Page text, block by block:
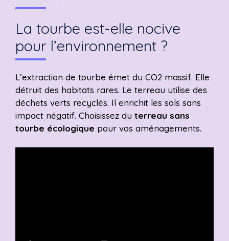
La tourbe est-elle nocive
pour l’environnement ?
L’extraction de tourbe émet du CO2 massif. Elle
détruit des habitats rares. Le terreau utilise des
déchets verts recyclés. Il enrichit les sols sans
impact négatif. Choisissez du terreau sans
tourbe écologique pour vos aménagements.